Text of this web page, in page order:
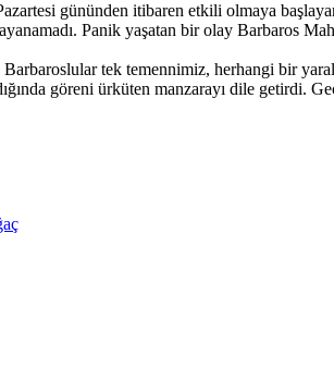
gününden itibaren etkili olmaya
Panik yaşatan bir olay Barbaros
tek temennimiz, herhangi bir
göreni ürküten manzarayı dile getirdi.